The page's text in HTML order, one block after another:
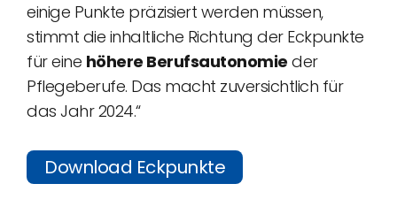
einige Punkte präzisiert werden müssen,
stimmt die inhaltliche Richtung der Eckpunkte
für eine höhere Berufsautonomie der
Pflegeberufe. Das macht zuversichtlich für
das Jahr 2024.“
Download Eckpunkte